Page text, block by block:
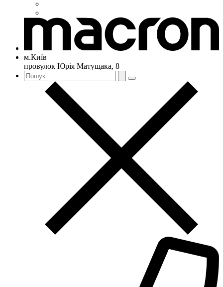
м.Київ
провулок Юрія Матущака, 8